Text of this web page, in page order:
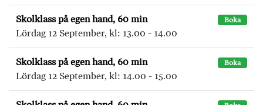
Skolklass på egen hand, 60 min Boka
Lördag 12 September, kl: 13.00 - 14.00
Skolklass på egen hand, 60 min Boka
Lördag 12 September, kl: 14.00 - 15.00